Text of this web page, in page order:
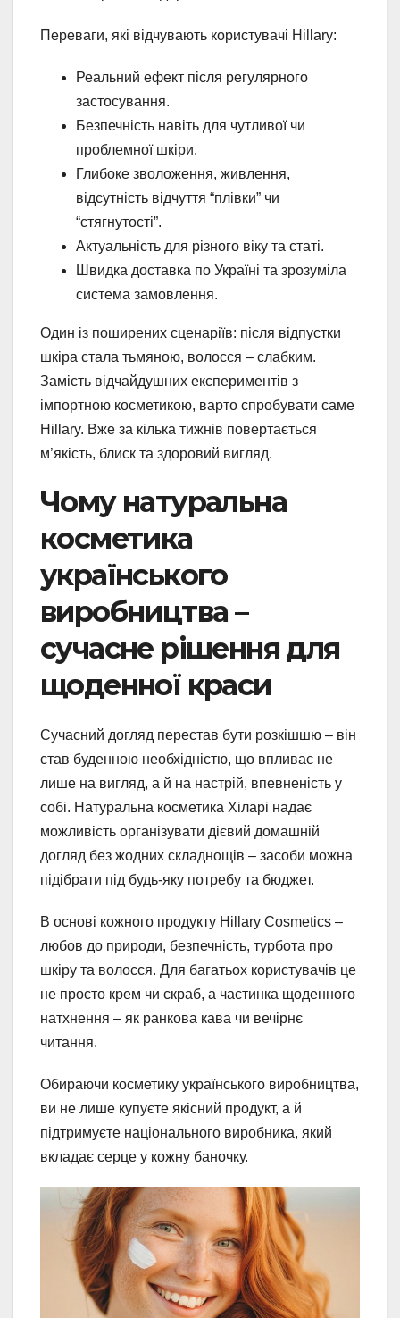
Переваги, які відчувають користувачі Hillary:
Реальний ефект після регулярного
застосування.
Безпечність навіть для чутливої чи
проблемної шкіри.
Глибоке зволоження, живлення,
відсутність відчуття “плівки” чи
“стягнутості”.
Актуальність для різного віку та статі.
Швидка доставка по Україні та зрозуміла
система замовлення.
Один із поширених сценаріїв: після відпустки
шкіра стала тьмяною, волосся – слабким.
Замість відчайдушних експериментів з
імпортною косметикою, варто спробувати саме
Hillary. Вже за кілька тижнів повертається
м’якість, блиск та здоровий вигляд.
Чому натуральна
косметика
українського
виробництва –
сучасне рішення для
щоденної краси
Сучасний догляд перестав бути розкішшю – він
став буденною необхідністю, що впливає не
лише на вигляд, а й на настрій, впевненість у
собі. Натуральна косметика Хіларі надає
можливість організувати дієвий домашній
догляд без жодних складнощів – засоби можна
підібрати під будь-яку потребу та бюджет.
В основі кожного продукту Hillary Cosmetics –
любов до природи, безпечність, турбота про
шкіру та волосся. Для багатьох користувачів це
не просто крем чи скраб, а частинка щоденного
натхнення – як ранкова кава чи вечірнє
читання.
Обираючи косметику українського виробництва,
ви не лише купуєте якісний продукт, а й
підтримуєте національного виробника, який
вкладає серце у кожну баночку.